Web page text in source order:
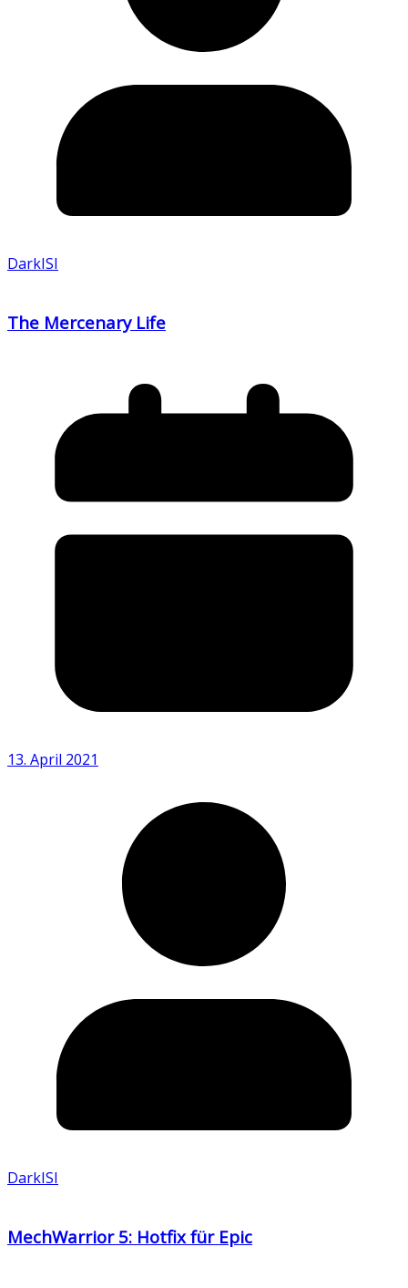
DarkISI
The Mercenary Life
13. April 2021
DarkISI
MechWarrior 5: Hotfix für Epic